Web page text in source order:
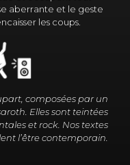
aberrante et le geste
les coups.
composées par un
Elles sont teintées
et rock. Nos textes
l’être contemporain.